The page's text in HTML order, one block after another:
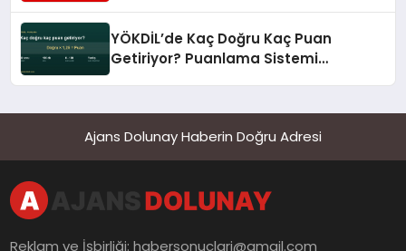
YÖKDİL’de Kaç Doğru Kaç Puan
Getiriyor? Puanlama Sistemi
Ajans Dolunay Haberin Doğru Adresi
Reklam ve İşbirliği:habersonuclari@gmail.com